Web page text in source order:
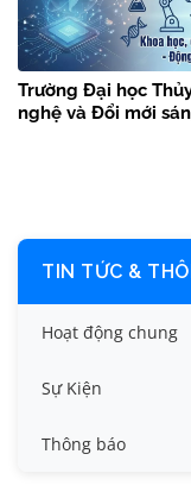
Trường Đại học
nghệ và Đổi mới
TIN TỨC &
Hoạt động chung
Tin công tác
Tin đào tạo
Sự Kiện
Thông báo